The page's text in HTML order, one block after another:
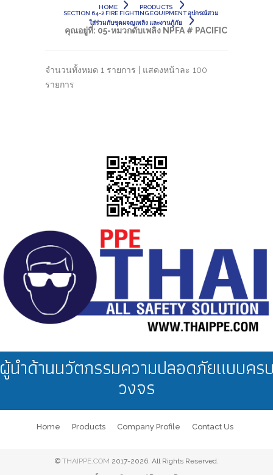
HOME
PRODUCTS
SECTION 64-2 FIRE FIGHTING EQUIPMENT อุปกรณ์สวม
ใส่ร่วมกับชุดผจญเพลิง และงานกู้ภัย
คุณอยู่ที่: 05-หมวกดับเพลิง NPFA # PACIFIC
จำนวนทั้งหมด 1 รายการ | แสดงหน้าละ 100
รายการ
นำด้านนวัตกรรมความปลอดภัยแบบคร
วงจร
Home Products Company Profile Contact Us
© THAIPPE.COM 2017-2026. All Rights Reserved.